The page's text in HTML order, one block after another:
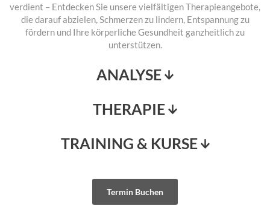
verdient – Entdecken Sie unsere vielfältigen Therapieangebote,
die darauf abzielen, Schmerzen zu lindern, Entspannung zu
fördern und Ihre körperliche Gesundheit ganzheitlich zu
unterstützen.
ANALYSE
THERAPIE
TRAINING & KURSE
Termin Buchen